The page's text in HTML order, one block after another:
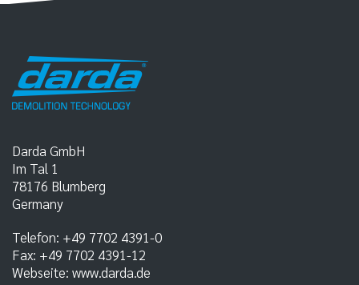
Darda GmbH
Im Tal 1
78176 Blumberg
Germany
Telefon: +49 7702 4391-0
Fax: +49 7702 4391-12
Webseite: www.darda.de